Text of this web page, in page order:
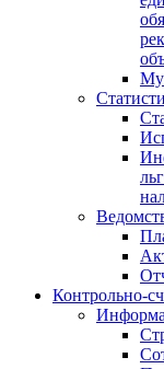
Контрольно-